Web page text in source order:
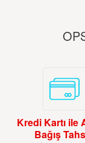
Kredi Kartı ile
Bağış